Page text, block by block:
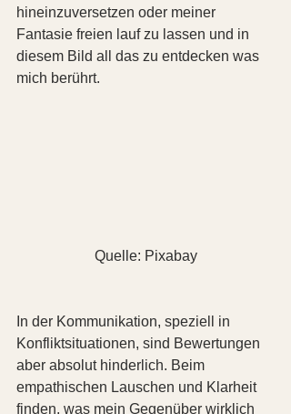
hineinzuversetzen oder meiner
Fantasie freien lauf zu lassen und in
diesem Bild all das zu entdecken was
mich berührt.
Quelle: Pixabay
In der Kommunikation, speziell in
Konfliktsituationen, sind Bewertungen
aber absolut hinderlich. Beim
empathischen Lauschen und Klarheit
finden, was mein Gegenüber wirklich